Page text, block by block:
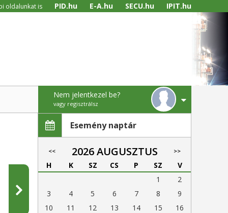
oldalunkat is PID.hu E-A.hu SECU.hu IPIT.hu
Nem jelentkezel be?
vagy regisztrálsz
Esemény naptár
<< 2026 AUGUSZTUS >>
H K SZ CS P SZ
V
1
2
3
4 5 6 7 8
9
10
11 12 13 14 15
16